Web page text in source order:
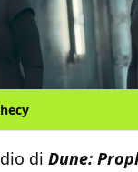
di Dune: